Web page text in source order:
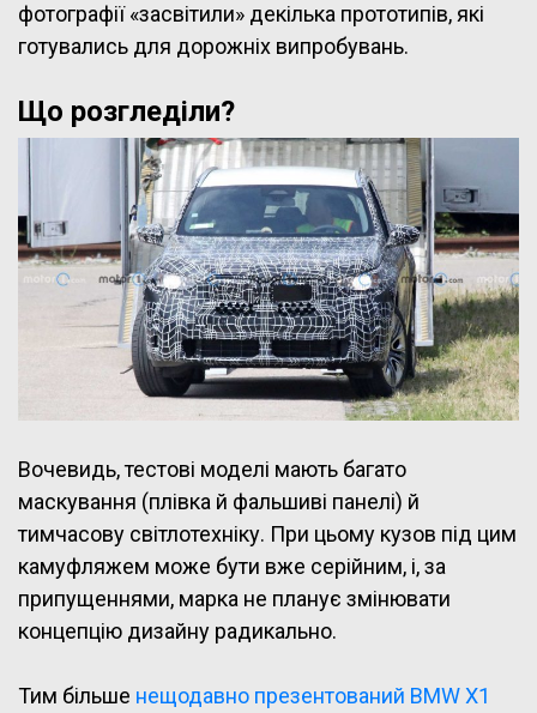
фотографії «засвітили» декілька прототипів, які
готувались для дорожніх випробувань.
Що розгледіли?
Вочевидь, тестові моделі мають багато
маскування (плівка й фальшиві панелі) й
тимчасову світлотехніку. При цьому кузов під цим
камуфляжем може бути вже серійним, і, за
припущеннями, марка не планує змінювати
концепцію дизайну радикально.
Тим більше нещодавно презентований BMW X1